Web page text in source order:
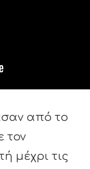
από το
τον
μέχρι τις